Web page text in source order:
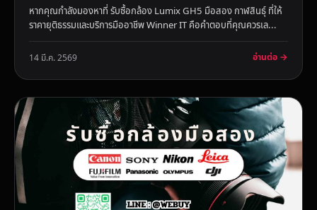
หากคุณกำลังมองหาที่ รับซื้อกล้อง Lumix GH5 มือสอง กาฬสินธุ์ ที่ให้
ราคายุติธรรมและบริการมืออาชีพ Winner IT คือคำตอบที่คุณควรเล...
14 มี.ค. 2569 อ่านต่อ →